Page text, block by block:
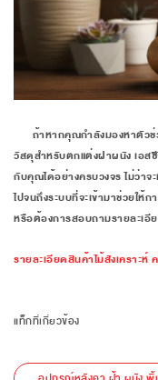
ถ้าหากคุณกำลังมองหาตัวช่
วัสดุสำหรับตกแต่งฝาผนัง เอ
กับคุณได้อย่างครบวงจร ไม่ว่าจ
ไปจนถึงระบบที่จะเข้ามาช่วยใ
หรือต้องการสอบถามรายละเ
รายละเอียดสินค้าไม้สังเคราะห์
แท็กที่เกี่ยวข้อง